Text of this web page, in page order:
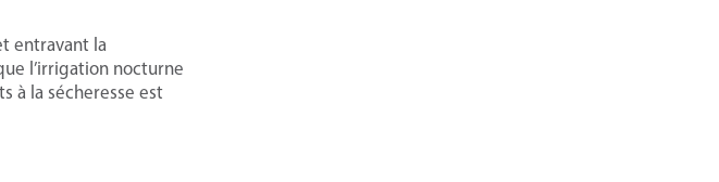
entravant la
l’irrigation nocturne
à la sécheresse est